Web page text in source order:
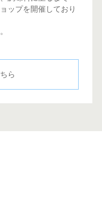
ップを開催しており
ら